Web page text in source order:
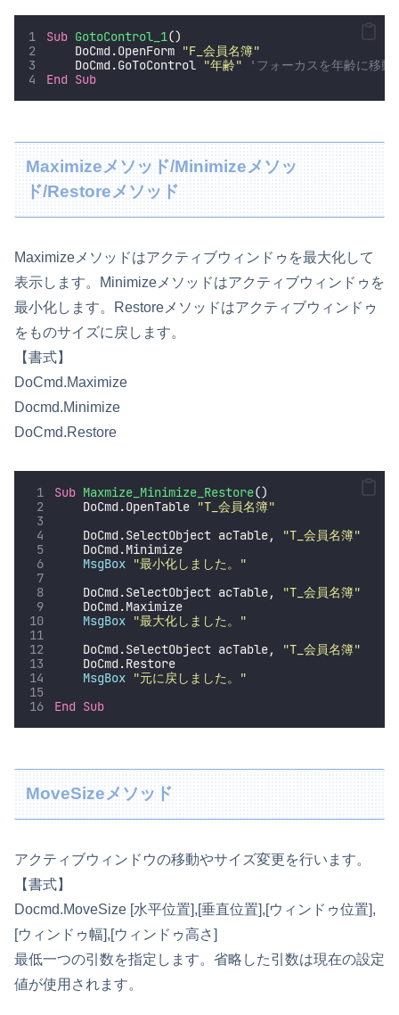
Sub GotoControl_1()
    DoCmd.OpenForm
"F_会員名簿"
    DoCmd.GoToControl
"年齢"
'フォーカスを年齢に移動
End Sub
Maximizeメソッド/Minimizeメソッ
ド/Restoreメソッド
Maximizeメソッドはアクティブウィンドゥを最大化して
表示します。Minimizeメソッドはアクティブウィンドゥを
最小化します。Restoreメソッドはアクティブウィンドゥ
をものサイズに戻します。
【書式】
DoCmd.Maximize
Docmd.Minimize
DoCmd.Restore
Sub Maxmize_Minimize_Restore()
    DoCmd.OpenTable
"T_会員名簿"
    DoCmd.SelectObject acTable,
"T_会員名簿"
    DoCmd.Minimize
MsgBox "最小化しました。
"
    DoCmd.SelectObject acTable,
"T_会員名簿"
    DoCmd.Maximize
MsgBox "最大化しました。
"
    DoCmd.SelectObject acTable,
"T_会員名簿"
    DoCmd.Restore
MsgBox "元に戻しました。
"
End Sub
MoveSizeメソッド
アクティブウィンドウの移動やサイズ変更を行います。
【書式】
Docmd.MoveSize [水平位置],[垂直位置],[ウィンドゥ位置],
[ウィンドゥ幅],[ウィンドゥ高さ]
最低一つの引数を指定します。省略した引数は現在の設定
値が使用されます。